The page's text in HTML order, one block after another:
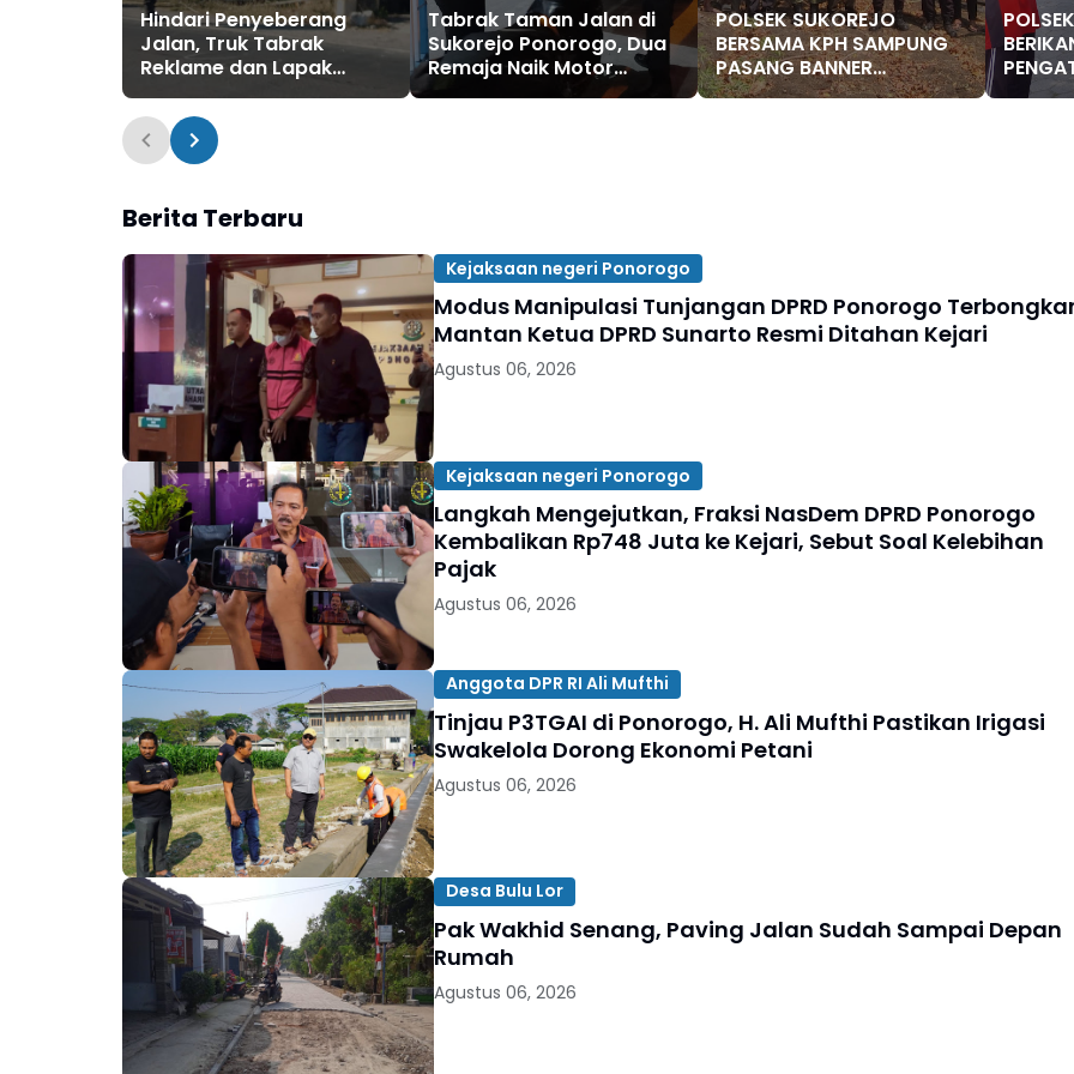
Hindari Penyeberang
Jalan, Truk Tabrak
Reklame dan Lapak
Gorengan di Sukorejo
Ponorogo
Tabrak Taman Jalan di
Sukorejo Ponorogo, Dua
Remaja Naik Motor
Terpelanting
POLSEK SUKOREJO
BERSAMA KPH SAMPUNG
PASANG BANNER
LARANGAN BAKAR HUTAN
Berita Terbaru
Kejaksaan negeri Ponorogo
Modus Manipulasi Tunjangan DPRD Ponorogo
Mantan Ketua DPRD Sunarto Resmi Ditahan Kejari
Agustus 06, 2026
Kejaksaan negeri Ponorogo
Langkah Mengejutkan, Fraksi NasDem DPRD Ponorogo
Kembalikan Rp748 Juta ke Kejari, Sebut Soal Kelebihan
Pajak
Agustus 06, 2026
Anggota DPR RI Ali Mufthi
Tinjau P3TGAI di Ponorogo, H. Ali Mufthi Pastikan Irigasi
Swakelola Dorong Ekonomi Petani
Agustus 06, 2026
Desa Bulu Lor
Pak Wakhid Senang, Paving Jalan Sudah Sampai Depan
Rumah
Agustus 06, 2026